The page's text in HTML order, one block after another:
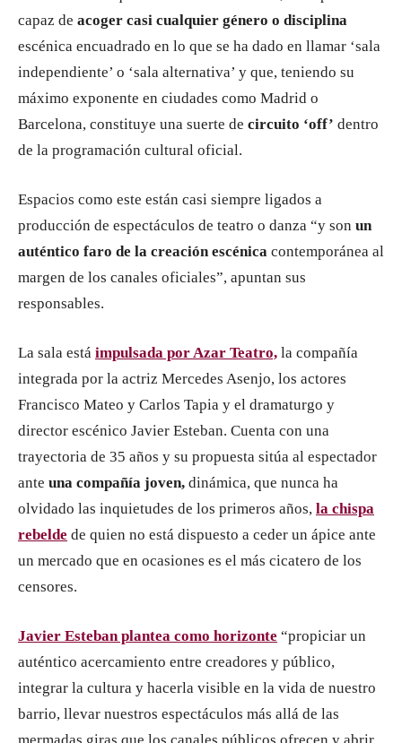
capaz de acoger casi cualquier género o disciplina
escénica encuadrado en lo que se ha dado en llamar ‘sala
independiente’ o ‘sala alternativa’ y que, teniendo su
máximo exponente en ciudades como Madrid o
Barcelona, constituye una suerte de circuito ‘off’ dentro
de la programación cultural oficial.
Espacios como este están casi siempre ligados a
producción de espectáculos de teatro o danza “y son un
auténtico faro de la creación escénica contemporánea al
margen de los canales oficiales”, apuntan sus
responsables.
La sala está impulsada por Azar Teatro, la compañía
integrada por la actriz Mercedes Asenjo, los actores
Francisco Mateo y Carlos Tapia y el dramaturgo y
director escénico Javier Esteban. Cuenta con una
trayectoria de 35 años y su propuesta sitúa al espectador
ante una compañía joven, dinámica, que nunca ha
olvidado las inquietudes de los primeros años, la chispa
rebelde de quien no está dispuesto a ceder un ápice ante
un mercado que en ocasiones es el más cicatero de los
censores.
Javier Esteban plantea como horizonte “propiciar un
auténtico acercamiento entre creadores y público,
integrar la cultura y hacerla visible en la vida de nuestro
barrio, llevar nuestros espectáculos más allá de las